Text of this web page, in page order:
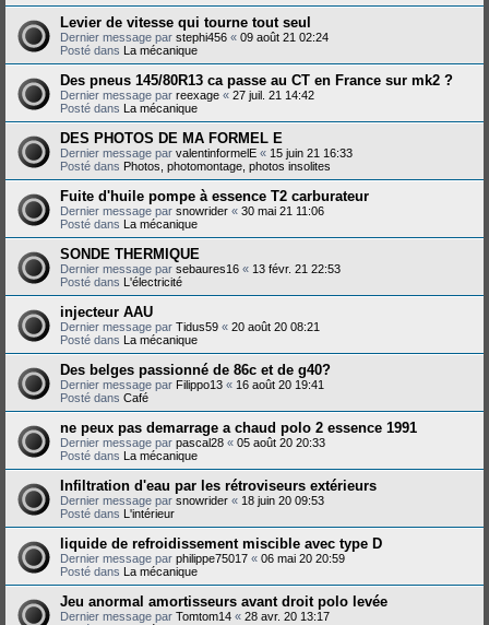
Levier de vitesse qui tourne tout seul
Dernier message par stephi456 « 09 août 21 02:24
Posté dans La mécanique
Des pneus 145/80R13 ca passe au CT en France sur mk2 ?
Dernier message par reexage « 27 juil. 21 14:42
Posté dans La mécanique
DES PHOTOS DE MA FORMEL E
Dernier message par valentinformelE « 15 juin 21 16:33
Posté dans Photos, photomontage, photos insolites
Fuite d'huile pompe à essence T2 carburateur
Dernier message par snowrider « 30 mai 21 11:06
Posté dans La mécanique
SONDE THERMIQUE
Dernier message par sebaures16 « 13 févr. 21 22:53
Posté dans L'électricité
injecteur AAU
Dernier message par Tidus59 « 20 août 20 08:21
Posté dans La mécanique
Des belges passionné de 86c et de g40?
Dernier message par Filippo13 « 16 août 20 19:41
Posté dans Café
ne peux pas demarrage a chaud polo 2 essence 1991
Dernier message par pascal28 « 05 août 20 20:33
Posté dans La mécanique
Infiltration d'eau par les rétroviseurs extérieurs
Dernier message par snowrider « 18 juin 20 09:53
Posté dans L'intérieur
liquide de refroidissement miscible avec type D
Dernier message par philippe75017 « 06 mai 20 20:59
Posté dans La mécanique
Jeu anormal amortisseurs avant droit polo levée
Dernier message par Tomtom14 « 28 avr. 20 13:17